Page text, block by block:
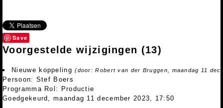
Save
Voorgestelde wijzigingen (13)
Nieuwe koppeling(door: Robert van der Bruggen, maandag 11
Persoon: Stef Boers
Programma Rol: Productie
Goedgekeurd, maandag 11 december 2023, 17:50